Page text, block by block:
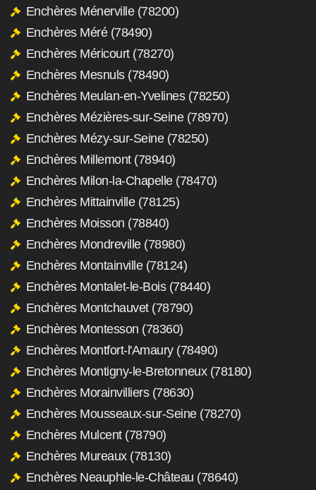
Enchères Ménerville (78200)
Enchères Méré (78490)
Enchères Méricourt (78270)
Enchères Mesnuls (78490)
Enchères Meulan-en-Yvelines (78250)
Enchères Mézières-sur-Seine (78970)
Enchères Mézy-sur-Seine (78250)
Enchères Millemont (78940)
Enchères Milon-la-Chapelle (78470)
Enchères Mittainville (78125)
Enchères Moisson (78840)
Enchères Mondreville (78980)
Enchères Montainville (78124)
Enchères Montalet-le-Bois (78440)
Enchères Montchauvet (78790)
Enchères Montesson (78360)
Enchères Montfort-l'Amaury (78490)
Enchères Montigny-le-Bretonneux (78180)
Enchères Morainvilliers (78630)
Enchères Mousseaux-sur-Seine (78270)
Enchères Mulcent (78790)
Enchères Mureaux (78130)
Enchères Neauphle-le-Château (78640)